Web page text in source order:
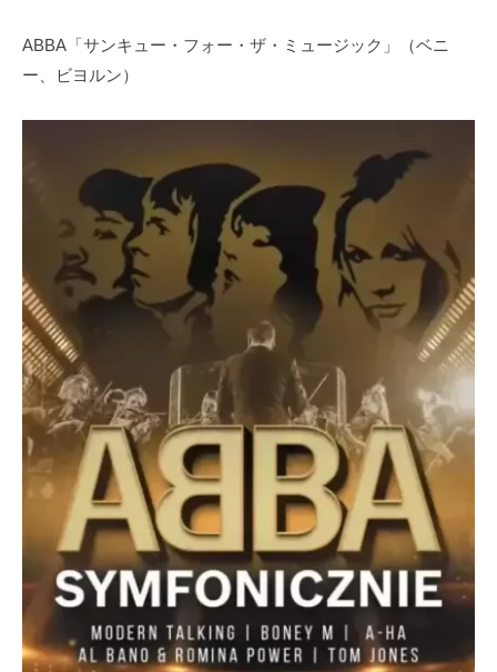
ABBA「サンキュー・フォー・ザ・ミュージック」（ベニ
ー、ビヨルン）